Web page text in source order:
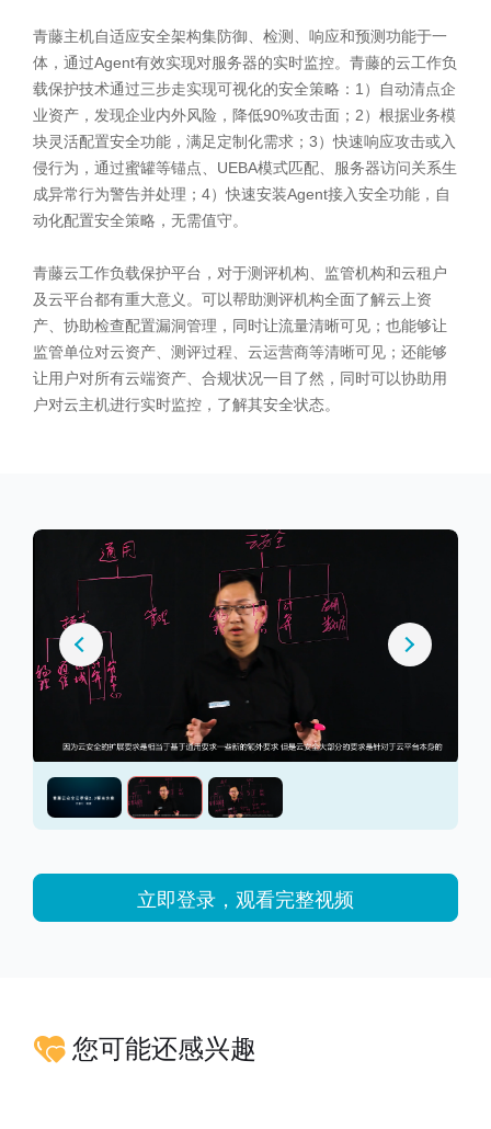
青藤主机自适应安全架构集防御、检测、响应和预测功能于一
体，通过Agent有效实现对服务器的实时监控。青藤的云工作负
载保护技术通过三步走实现可视化的安全策略：1）自动清点企
业资产，发现企业内外风险，降低90%攻击面；2）根据业务模
块灵活配置安全功能，满足定制化需求；3）快速响应攻击或入
侵行为，通过蜜罐等锚点、UEBA模式匹配、服务器访问关系生
成异常行为警告并处理；4）快速安装Agent接入安全功能，自
动化配置安全策略，无需值守。
青藤云工作负载保护平台，对于测评机构、监管机构和云租户
及云平台都有重大意义。可以帮助测评机构全面了解云上资
产、协助检查配置漏洞管理，同时让流量清晰可见；也能够让
监管单位对云资产、测评过程、云运营商等清晰可见；还能够
让用户对所有云端资产、合规状况一目了然，同时可以协助用
户对云主机进行实时监控，了解其安全状态。
立即登录，观看完整视频
您可能还感兴趣